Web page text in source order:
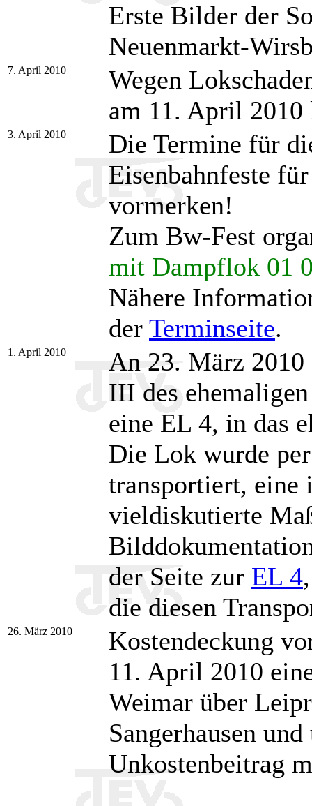
Erste Bilder der
Neuenmarkt-
7. April 2010
Wegen
am 11. April 2010
3. April 2010
Die Termine für
Eisenbahnfeste
vormerken!
Zum Bw-Fest
mit Dampflok 01
Nähere
der Terminseite.
1. April 2010
An 23. März
III des
eine EL 4, in das
Die Lok wurde
transportiert,
vieldiskutierte
der Seite zur EL 4
die diesen
26. März 2010
Kostendeckung
11. April 2010
Weimar über
Sangerhausen
Unkostenbeitrag